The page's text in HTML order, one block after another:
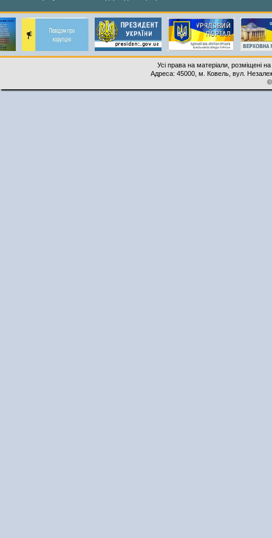
Усі права на матеріали, розміщені
Адреса: 45000, м. Ковель, вул.